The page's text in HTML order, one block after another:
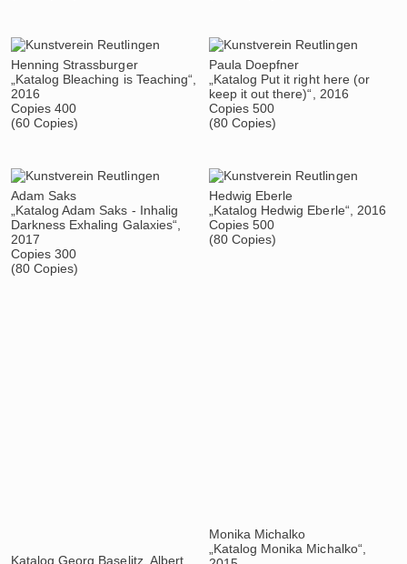
Henning Strassburger
„Katalog Bleaching is Teaching“,
2016
Copies 400
(60 Copies)
Paula Doepfner
„Katalog Put it right here (or
keep it out there)“, 2016
Copies 500
(80 Copies)
Adam Saks
„Katalog Adam Saks - Inhalig
Darkness Exhaling Galaxies“,
2017
Copies 300
(80 Copies)
Hedwig Eberle
„Katalog Hedwig Eberle“, 2016
Copies 500
(80 Copies)
(80 Copies)